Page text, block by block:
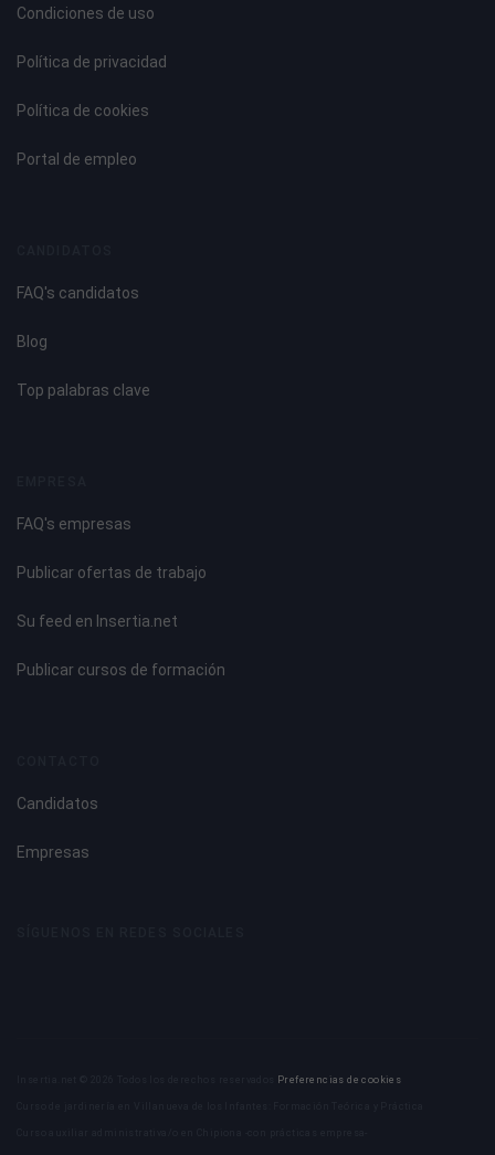
Condiciones de uso
Política de privacidad
Política de cookies
Portal de empleo
FAQ's candidatos
Blog
Top palabras clave
FAQ's empresas
Publicar ofertas de trabajo
Su feed en Insertia.net
Publicar cursos de formación
Candidatos
Empresas
Preferencias de cookies